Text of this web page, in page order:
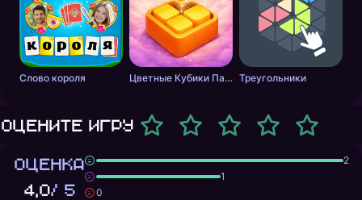
Слово короля Цветные Кубики Пазл Треугольники
Оцените игру
ОЦЕНКА
4,0/ 5
2
1
0